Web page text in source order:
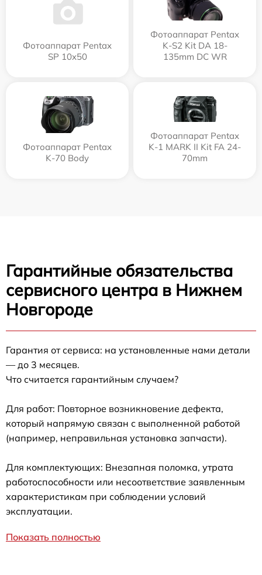
Фотоаппарат Pentax
SP 10x50
Фотоаппарат Pentax
K-S2 Kit DA 18-
135mm DC WR
Фотоаппарат Pentax
K-70 Body
Фотоаппарат Pentax
K-1 MARK II Kit FA 24-
70mm
Гарантийные обязательства
сервисного центра в Нижнем
Новгороде
Гарантия от сервиса: на установленные нами детали
— до 3 месяцев.
Что считается гарантийным случаем?
Для работ: Повторное возникновение дефекта,
который напрямую связан с выполненной работой
(например, неправильная установка запчасти).
Для комплектующих: Внезапная поломка, утрата
работоспособности или несоответствие заявленным
характеристикам при соблюдении условий
эксплуатации.
Показать полностью